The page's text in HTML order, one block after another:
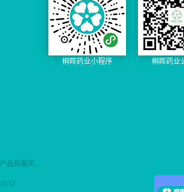
桐晖药业
桐晖药业小程序
品和服务。